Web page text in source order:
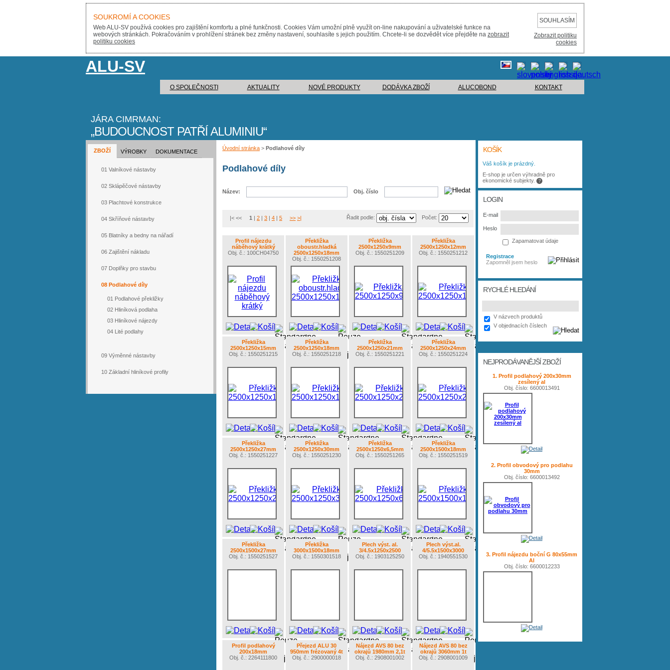
ALU-SV
O SPOLEČNOSTI AKTUALITY NOVÉ PRODUKTY DODÁVKA ZBOŽÍ ALUCOBOND KONTAKT
JÁRA CIMRMAN:
BUDOUCNOST PATŘÍ ALUMINIU
ZBOŽÍ
01 Valníkové nástavby
02 Sklápěčové nástavby
03 Plachtové konstrukce
04 Skříňové nástavby
05 Blatníky a bedny na nářadí
06 Zajištění nákladu
07 Doplňky pro stavbu
08 Podlahové díly
01 Podlahové překližky
02 Hliníková podlaha
03 Hliníkové nájezdy
04 Lité podlahy
09 Výměnné nástavby
10 Základní hliníkové profily
VÝROBKY DOKUMENTACE
Úvodní stránka > Podlahové díly
Podlahové díly
Název: Obj. číslo
|< << 1 | 2 | 3 | 4 | 5 >> >| Počet:
Řadit podle:
Profil nájezdu
náběhový krátký
Obj. č.: 100CH04750
Překližka
oboustr.hladká
2500x1250x18mm
Obj. č.: 1550251208
Překližka
2500x1250x9mm
Obj. č.: 1550251209
Překližka
2500x1250x12mm
Obj. č.: 1550251212
Překližka
2500x1250x15mm
Obj. č.: 1550251215
Překližka
2500x1250x18mm
Obj. č.: 1550251218
Překližka
2500x1250x21mm
Obj. č.: 1550251221
Překližka
2500x1250x24mm
Obj. č.: 1550251224
Překližka
2500x1250x27mm
Obj. č.: 1550251227
Překližka
2500x1250x30mm
Obj. č.: 1550251230
Překližka
2500x1250x6,5mm
Obj. č.: 1550251265
Překližka
2500x1500x18mm
Obj. č.: 1550251519
Překližka
2500x1500x27mm
Obj. č.: 1550251527
Překližka
3000x1500x18mm
Obj. č.: 1550301518
Plech výst. al.
3/4.5x1250x2500
Obj. č.: 1903125250
Plech výst.al.
4/5.5x1500x3000
Obj. č.: 1940551530
Profil podlahový
200x18mm
Obj. č.: 2264111800
Přejezd ALU 30
950mm frézovaný 4t
Obj. č.: 2900000018
Nájezd AVS 80 bez
okrajů 1980mm 2,1t
Obj. č.: 2908001002
Nájezd AVS 80 bez
okrajů 3060mm 1t
Obj. č.: 2908001009
KOŠÍK
Váš košík je prázdný.
E-shop je určen výhradně pro
ekonomické subjekty.
?
LOGIN
E-mail
Heslo
Zapamatovat údaje
Registrace
Zapomněl jsem heslo
RYCHLÉ HLEDÁNÍ
V názvech produktů
V objednacích číslech
NEJPRODÁVANĚJŠÍ ZBOŽÍ
1. Profil podlahový 200x30mm
zesílený al
Obj. číslo: 6600013491
2. Profil obvodový pro podlahu
30mm
Obj. číslo: 6600013492
3. Profil nájezdu boční G 80x55mm
Al
Obj. číslo: 6600012233
SOUKROMÍ A COOKIES
Web ALU-SV používá cookies pro zajištění komfortu a plné funkčnosti. Cookies Vám umožní plně využít on-line nakupování a uživatelské funkce na
webových stránkách. Pokračováním v prohlížení stránek bez změny nastavení, souhlasíte s jejich použitím. Chcete-li se dozvědět více přejděte na zobrazit
politiku cookies
SOUHLASÍM
Zobrazit politiku
cookies